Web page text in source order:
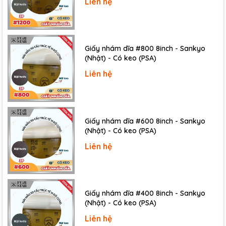
Thiết bị được cấu tạo từ chất liệu bền bỉ, cứng cáp, chịu
được va đập mạnh và chống chịu được sự mài mòn nhờ
lớp phủ carbide. Nhờ đó, chất lượng sản phẩm luôn
được bảo vệ tốt trong mọi môi trường làm việc.
Giấy nhám dĩa #800 8inch - Sankyo
(Nhật) - Có keo (PSA)
Liên hệ
Giấy nhám dĩa #600 8inch - Sankyo
(Nhật) - Có keo (PSA)
Liên hệ
Giấy nhám dĩa #400 8inch - Sankyo
(Nhật) - Có keo (PSA)
Liên hệ